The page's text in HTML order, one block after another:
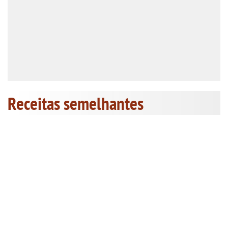
Receitas semelhantes